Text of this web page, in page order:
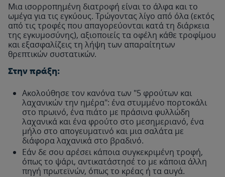
Μια ισορροπημένη διατροφή είναι το άλφα και το
ωμέγα για τις εγκύους. Τρώγοντας λίγο από όλα (εκτός
από τις τροφές που απαγορεύονται κατά τη διάρκεια
της εγκυμοσύνης), αξιοποιείς τα οφέλη κάθε τροφίμου
και εξασφαλίζεις τη λήψη των απαραίτητων
θρεπτικών συστατικών.
Στην πράξη:
Ακολούθησε τον κανόνα των "5 φρούτων και
λαχανικών την ημέρα": ένα στυμμένο πορτοκάλι
στο πρωινό, ένα πιάτο με πράσινα φυλλώδη
λαχανικά και ένα φρούτο στο μεσημεριανό, ένα
μήλο στο απογευματινό και μια σαλάτα με
διάφορα λαχανικά στο βραδινό.
Εάν δε σου αρέσει κάποια συγκεκριμένη τροφή,
όπως το ψάρι, αντικατάστησέ το με κάποια άλλη
πηγή πρωτεϊνών, όπως το κρέας ή τα αυγά.